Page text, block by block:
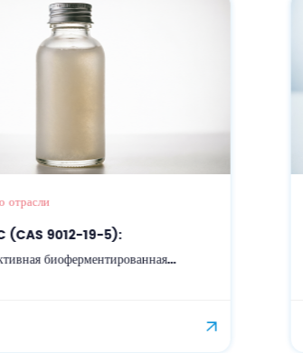
9012-19-5):
биоферментированная